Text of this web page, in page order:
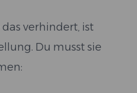
verhindert, ist
Du musst sie